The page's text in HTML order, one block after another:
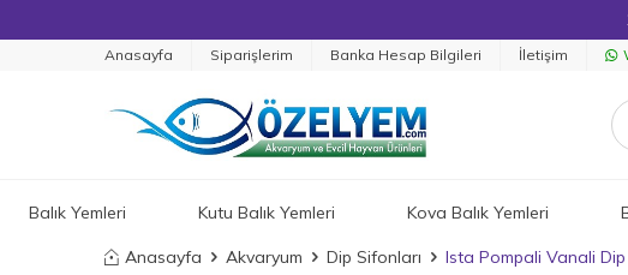
Anasayfa Siparişlerim Banka Hesap Bilgileri İletişim
Balık Yemleri Kutu Balık Yemleri Kova Balık Yemleri
Anasayfa Akvaryum Dip Sifonları Ista Pompali Vanali